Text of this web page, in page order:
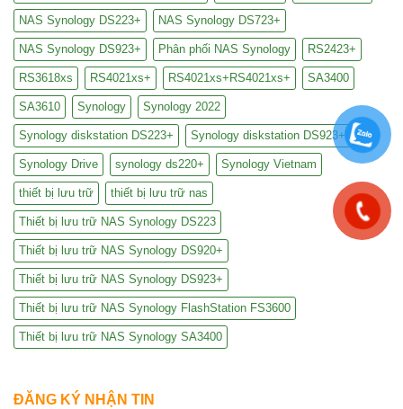
NAS Synology DS223+ NAS Synology DS723+
NAS Synology DS923+ Phân phối NAS Synology RS2423+
RS3618xs RS4021xs+ RS4021xs+RS4021xs+ SA3400
SA3610 Synology Synology 2022
Synology diskstation DS223+ Synology diskstation DS923+
Synology Drive synology ds220+ Synology Vietnam
thiết bị lưu trữ thiết bị lưu trữ nas
Thiết bị lưu trữ NAS Synology DS223
Thiết bị lưu trữ NAS Synology DS920+
Thiết bị lưu trữ NAS Synology DS923+
Thiết bị lưu trữ NAS Synology FlashStation FS3600
Thiết bị lưu trữ NAS Synology SA3400
ĐĂNG KÝ NHẬN TIN